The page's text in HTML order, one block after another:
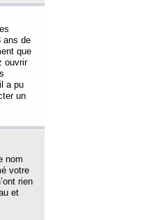
ans de
que
ouvrir
a pu
un
nom
votre
rien
et